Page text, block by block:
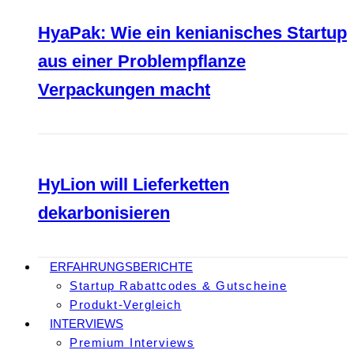
HyaPak: Wie ein kenianisches Startup
aus einer Problempflanze
Verpackungen macht
HyLion will Lieferketten
dekarbonisieren
ERFAHRUNGSBERICHTE
Startup Rabattcodes & Gutscheine
Produkt-Vergleich
INTERVIEWS
Premium Interviews